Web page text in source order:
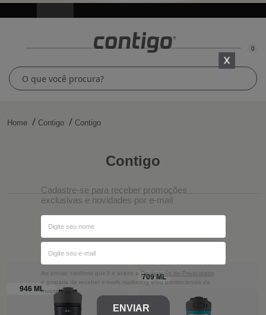
0
Home Contigo Contigo
contigo
Filtros
Cadastre-se para receber promoções
exclusivas e novidades por e-mail
Ao enviar, confirmo que li e aceito a Declaração de Privacidade
e gostaria de receber e-mails marketing e/ou promocionais da
Invicta
ENVIAR